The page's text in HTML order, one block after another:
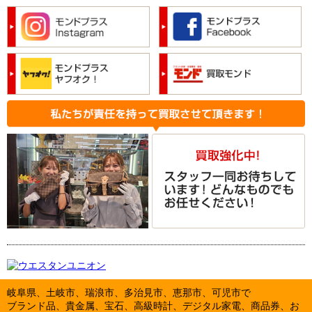
岐阜県、土岐市、瑞浪市、多治見市、恵那市、可児市で
ブランド品、貴金属、宝石、高級時計、デジタル家電、商品券、お